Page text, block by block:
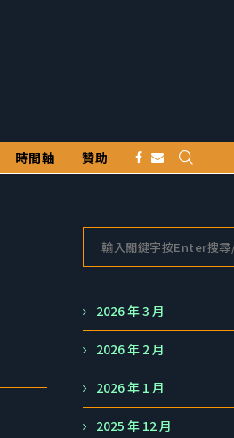
時間軸 贊助
2026 年 3 月
2026 年 2 月
2026 年 1 月
2025 年 12 月